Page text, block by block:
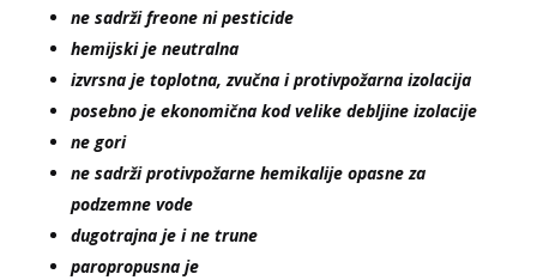
ne sadrži freone ni pesticide
hemijski je neutralna
izvrsna je toplotna, zvučna i protivpožarna izolacija
posebno je ekonomična kod velike debljine izolacije
ne gori
ne sadrži protivpožarne hemikalije opasne za
podzemne vode
dugotrajna je i ne trune
paropropusna je